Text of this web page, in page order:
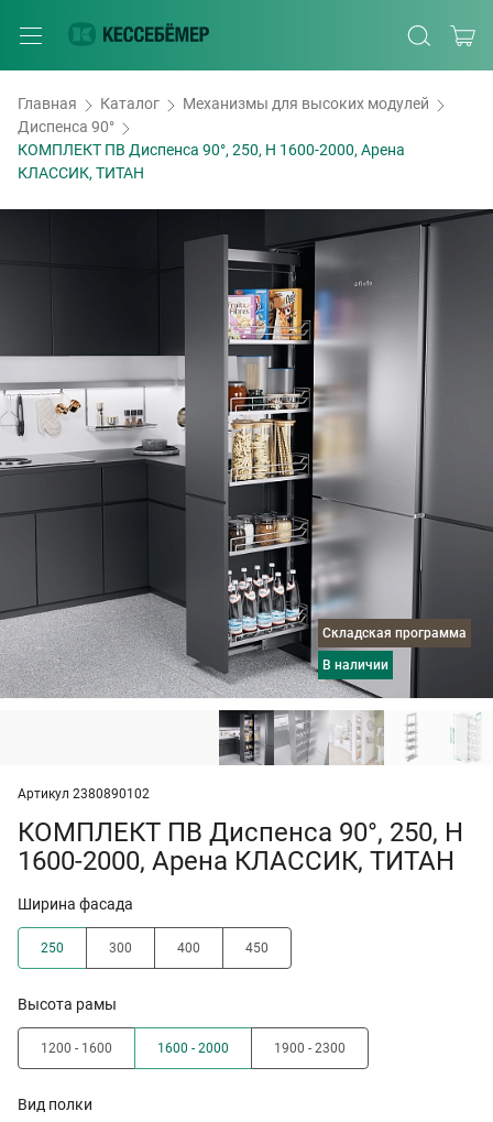
Главная Каталог
Механизмы для высоких модулей
Диспенса 90°
КОМПЛЕКТ ПВ Диспенса 90°, 250, H 1600-2000, Арена
КЛАССИК, ТИТАН
Складская программа
в наличии
Артикул 2380890102
КОМПЛЕКТ ПВ Диспенса 90°, 250, H
1600-2000, Арена КЛАССИК, ТИТАН
Ширина фасада
250 300 400 450
Высота рамы
1200 - 1600 1600 - 2000 1900 - 2300
Вид полки